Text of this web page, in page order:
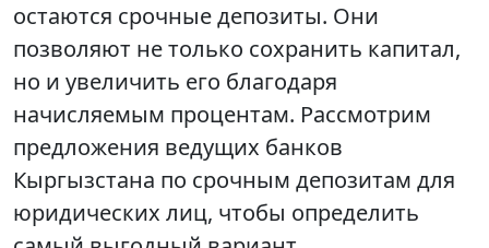
остаются срочные депозиты. Они
позволяют не только сохранить капитал,
но и увеличить его благодаря
начисляемым процентам. Рассмотрим
предложения ведущих банков
Кыргызстана по срочным депозитам для
юридических лиц, чтобы определить